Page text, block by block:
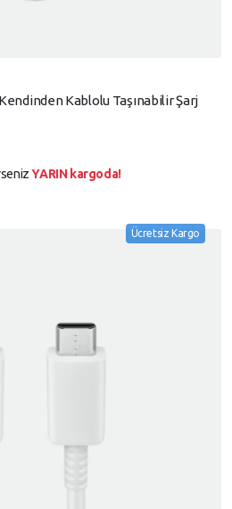
Kablolu Taşınabilir Şarj
YARIN kargoda!
Ücretsiz Kargo